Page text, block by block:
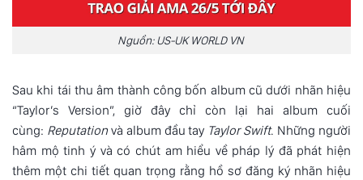
Nguồn: US-UK WORLD VN
Sau khi tái thu âm thành công bốn album cũ dưới nhãn hiệu
“Taylor’s Version”, giờ đây chỉ còn lại hai album cuối
cùng: Reputationvà album đầu tay Taylor Swift. Những người
hâm mộ tinh ý và có chút am hiểu về pháp lý đã phát hiện
thêm một chi tiết quan trọng rằng hồ sơ đăng ký nhãn hiệu